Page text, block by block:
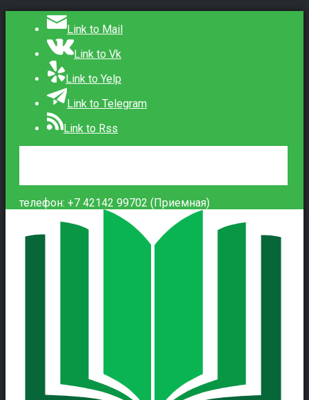
Link to Mail
Link to Vk
Link to Yelp
Link to Telegram
Link to Rss
телефон: +7 42142 99702 (Приемная)